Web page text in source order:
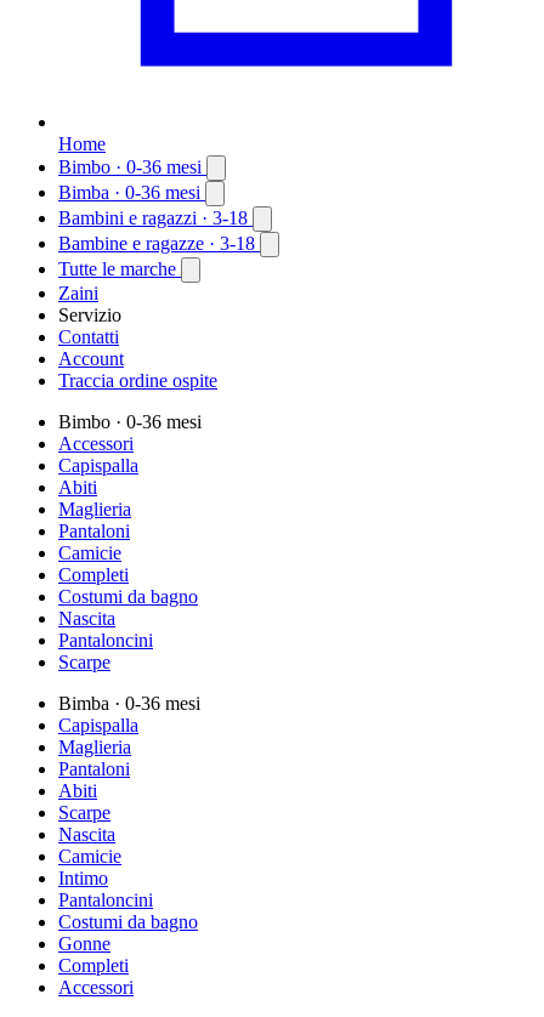
Home
Bimbo · 0-36 mesi
Bimba · 0-36 mesi
Bambini e ragazzi · 3-18
Bambine e ragazze · 3-18
Tutte le marche
Zaini
Servizio
Contatti
Account
Traccia ordine ospite
Bimbo · 0-36 mesi
Accessori
Capispalla
Abiti
Maglieria
Pantaloni
Camicie
Completi
Costumi da bagno
Nascita
Pantaloncini
Scarpe
Bimba · 0-36 mesi
Capispalla
Maglieria
Pantaloni
Abiti
Scarpe
Nascita
Camicie
Intimo
Pantaloncini
Costumi da bagno
Gonne
Completi
Accessori